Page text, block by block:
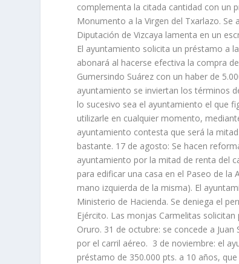
complementa la citada cantidad con un
Monumento a la Virgen del Txarlazo.
Diputación de Vizcaya lamenta en un
El ayuntamiento solicita un préstamo a
abonará al hacerse efectiva la compra
Gumersindo Suárez con un haber de
ayuntamiento se inviertan los términos
lo sucesivo sea el ayuntamiento el que
utilizarle en cualquier momento,
ayuntamiento contesta que será la
bastante. 17 de agosto: Se hacen
ayuntamiento por la mitad de renta del
para edificar una casa en el Paseo de la
mano izquierda de la misma). El
Ministerio de Hacienda. Se deniega el
Ejército. Las monjas Carmelitas
Oruro. 31 de octubre: se concede a
por el carril aéreo. 3 de noviembre: el
préstamo de 350.000 pts. a 10 años,